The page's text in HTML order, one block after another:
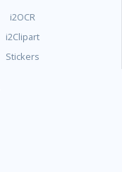
i2OCR
i2Clipart
Stickers